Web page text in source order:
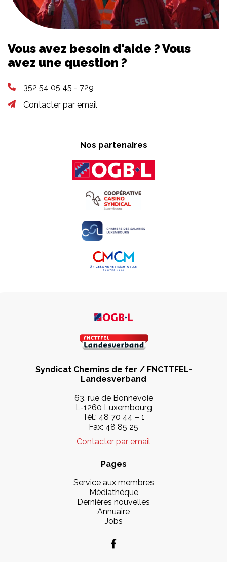
Vous avez besoin d’aide ? Vous
avez une question ?
352 54 05 45 - 729
Contacter par email
Nos partenaires
Syndicat Chemins de fer / FNCTTFEL-
Landesverband
63, rue de Bonnevoie
L-1260 Luxembourg
Tél.: 48 70 44 – 1
Fax: 48 85 25
Contacter par email
Pages
Service aux membres
Médiathèque
Dernières nouvelles
Annuaire
Jobs